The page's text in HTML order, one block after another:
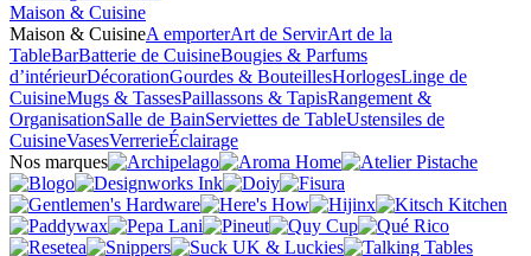
Maison & Cuisine
Maison & CuisineA emporterArt de ServirArt de la
TableBarBatterie de CuisineBougies & Parfums
d’intérieurDécorationGourdes & BouteillesHorlogesLinge de
CuisineMugs & TassesPaillassons & TapisRangement &
OrganisationSalle de BainServiettes de TableUstensiles de
CuisineVasesVerrerieÉclairage
Nos marques